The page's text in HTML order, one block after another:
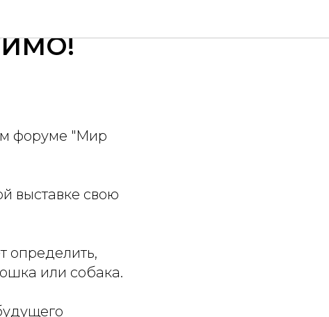
форуме "Мир
выставке свою
определить,
или собака.